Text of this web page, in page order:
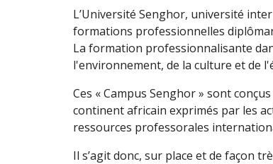
L’Université Senghor, université
formations professionnelles
La formation professionnalisante
l'environnement, de la culture et de
Ces « Campus Senghor » sont
continent africain exprimés par les
ressources professorales
Il s’agit donc, sur place et de façon